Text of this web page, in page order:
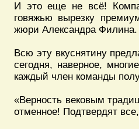
И это еще не всё!
говяжью вырезку
жюри Александра
Всю эту вкуснятину
сегодня, наверное,
каждый член команды
«Верность вековым
отменное! Подтвердят